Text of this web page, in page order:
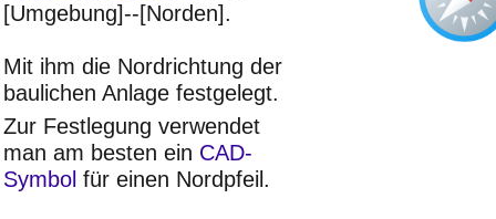
[Umgebung]--[Norden].
Mit ihm die Nordrichtung der
baulichen Anlage festgelegt.
Zur Festlegung verwendet
man am besten ein CAD-
Symbol für einen Nordpfeil.